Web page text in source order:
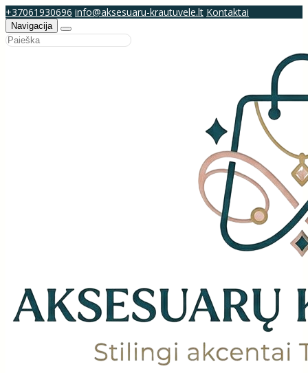
+37061930696 info@aksesuaru-krautuvele.lt Kontaktai
Navigacija